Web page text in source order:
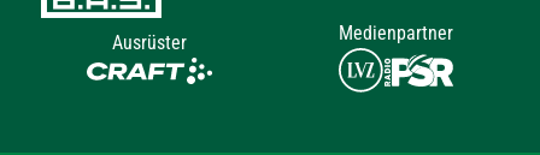
Ausrüster Medienpartner